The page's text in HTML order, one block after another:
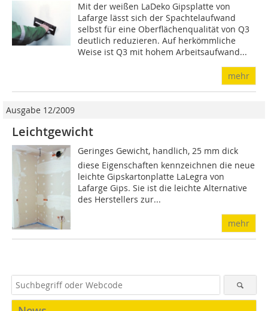
Mit der weißen LaDeko Gipsplatte von
Lafarge lässt sich der Spachtelaufwand
selbst für eine Oberflächenqualität von Q3
deutlich reduzieren. Auf herkömmliche
Weise ist Q3 mit hohem Arbeitsaufwand...
mehr
Ausgabe 12/2009
Leichtgewicht
Geringes Gewicht, handlich, 25 mm dick 
diese Eigenschaften kennzeichnen die neue
leichte Gipskartonplatte LaLegra von
Lafarge Gips. Sie ist die leichte Alternative
des Herstellers zur...
mehr